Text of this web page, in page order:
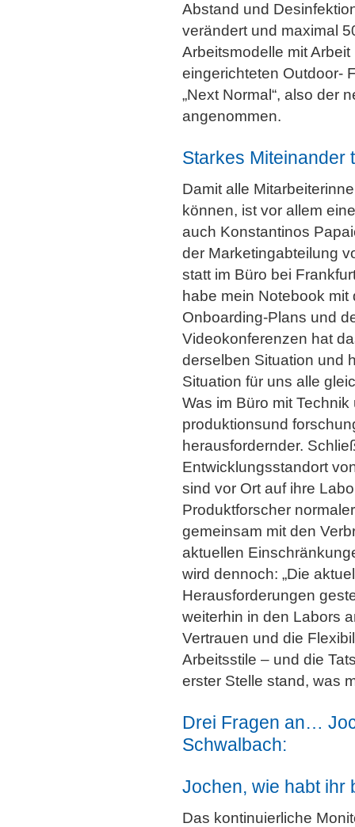
Abstand und
verändert und maximal
Arbeitsmodelle mit
eingerichteten Outdoor-
„Next Normal“, also der
angenommen.
Starkes Miteinander
Damit alle
können, ist vor allem
auch Konstantinos
der Marketingabteilung
statt im Büro bei
habe mein Notebook
Onboarding-Plans und
Videokonferenzen hat
derselben Situation und
Situation für uns alle
Was im Büro mit
produktionsund
herausfordernder.
Entwicklungsstandort
sind vor Ort auf ihre
Produktforscher
gemeinsam mit den
aktuellen
wird dennoch: „Die
Herausforderungen
weiterhin in den Labors
Vertrauen und die
Arbeitsstile – und die
erster Stelle stand, was
Drei Fragen an…
Schwalbach:
Jochen, wie habt ihr
Das kontinuierliche